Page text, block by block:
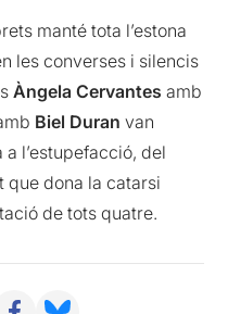
manté tota l’estona
les converses i silencis
Àngela Cervantes amb
Biel Duran van
l’estupefacció, del
que dona la catarsi
de tots quatre.